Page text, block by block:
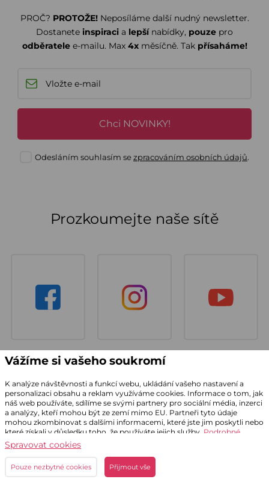
PROČ? PROTOŽE! Neposíláme další nudný newsletter.
Dostanete inspiraci a lepšínabídky, pouze pro
odběratelee-mailu. Max 4xměsíčně. Tak přísaháme!
Chci NOVINKY!
Odesláním souhlasím sezpracováním osobních údajů.
Prozkoumejte naše sítě
Vážíme si vašeho soukromí
K analýze návštěvnosti a funkcí webu, ukládání vašeho nastavení a
personalizaci obsahu a reklam využíváme cookies. Informace o tom, jak
náš web používáte, sdílíme se svými partnery pro sociální média, inzerci
a analýzy, kteří mohou být ze zemí mimo EU. Partneři tyto údaje
mohou zkombinovat s dalšími informacemi, které jste jim poskytli nebo
které získali v důsledku toho, že používáte jejich služby. Podrobné
informace
Spravovat cookies
Pouze nezbytné cookies Přijmout vše